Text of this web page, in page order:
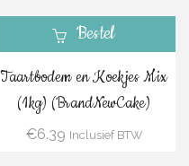
Bestel
Taartbodem en Koekjes Mix
(1kg) (BrandNewCake)
€6.39 Inclusief BTW